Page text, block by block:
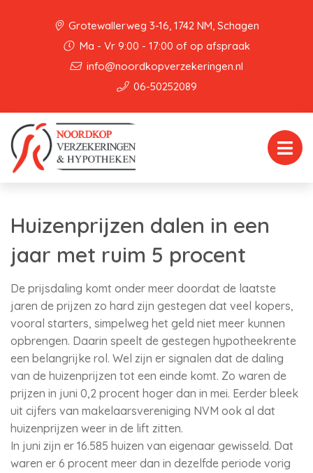
Grotewallerweg 3-16, 1742 NM, Schagen
Ma - Vr 9:00 - 17:00 of op afspraak
info@noordkopverzekeringen.nl
06-50252089
Huizenprijzen dalen in een
jaar met ruim 5 procent
De prijsdaling komt onder meer doordat de laatste
jaren de prijzen zo hard zijn gestegen dat veel kopers,
vooral starters, simpelweg het geld niet meer kunnen
opbrengen. Daarin speelt de gestegen hypotheekrente
een belangrijke rol. Wel zijn er signalen dat de daling
van de huizenprijzen tot een einde komt. Zo waren de
prijzen in juni 0,2 procent hoger dan in mei. Eerder bleek
uit cijfers van makelaarsvereniging NVM ook al dat
huizenprijzen weer in de lift zitten.
In juni zijn er 16.585 huizen van eigenaar gewisseld. Dat
waren er 6 procent meer dan in dezelfde periode vorig